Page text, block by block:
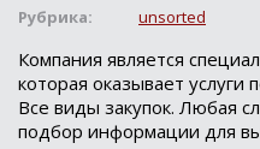
Рубрика:
unsorted
Компания является
которая оказывает
Все виды закупок. Любая
подбор информации для